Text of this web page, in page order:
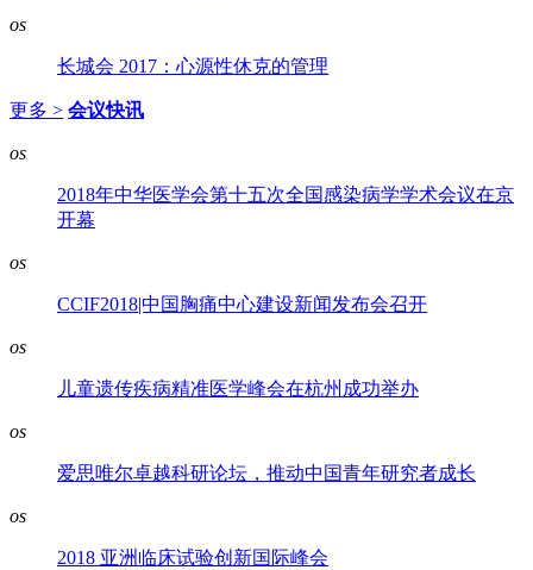
os
长城会 2017：心源性休克的管理
更多 > 会议快讯
os
2018年中华医学会第十五次全国感染病学学术会议在京
开幕
os
CCIF2018|中国胸痛中心建设新闻发布会召开
os
儿童遗传疾病精准医学峰会在杭州成功举办
os
爱思唯尔卓越科研论坛，推动中国青年研究者成长
os
2018 亚洲临床试验创新国际峰会